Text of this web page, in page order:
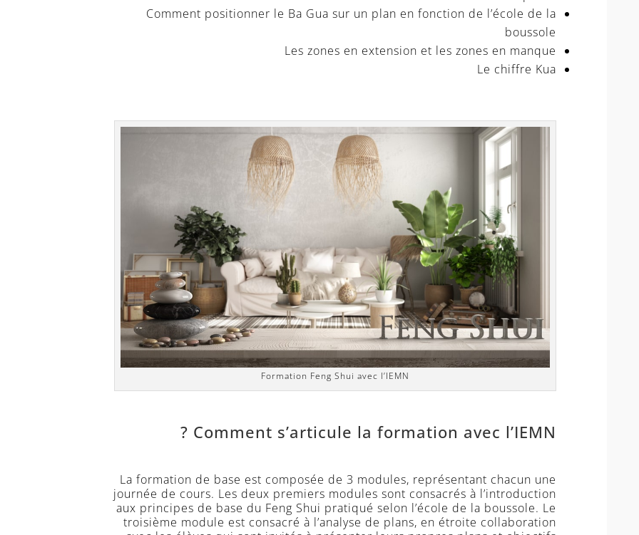
Comment positionner le Ba Gua sur un plan en fonction de l’école de la
boussole
Les zones en extension et les zones en manque
Le chiffre Kua
Formation Feng Shui avec l’IEMN
Comment s’articule la formation avec l’IEMN ?
La formation de base est composée de 3 modules, représentant chacun une
journée de cours. Les deux premiers modules sont consacrés à l’introduction
aux principes de base du Feng Shui pratiqué selon l’école de la boussole. Le
troisième module est consacré à l’analyse de plans, en étroite collaboration